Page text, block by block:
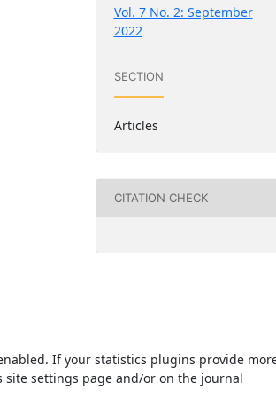
Vol. 7 No. 2: September
2022
SECTION
Articles
CITATION CHECK
If your statistics plugins provide
settings page and/or on the journal